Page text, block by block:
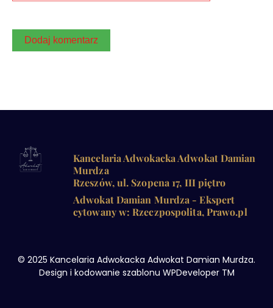
Kancelaria Adwokacka Adwokat Damian
Murdza
Rzeszów, ul. Szopena 17, III piętro
Adwokat Damian Murdza - Ekspert
cytowany w: Rzeczpospolita, Prawo.pl
© 2025 Kancelaria Adwokacka Adwokat Damian Murdza.
Design i kodowanie szablonu WPDeveloper TM